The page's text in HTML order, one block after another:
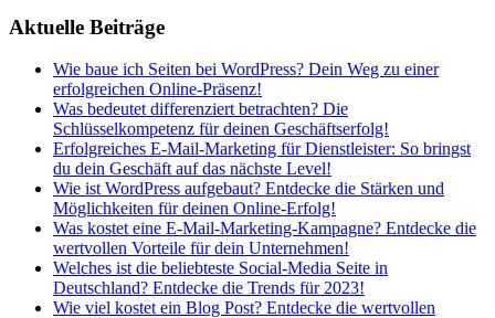
Aktuelle Beiträge
Wie baue ich Seiten bei WordPress? Dein Weg zu einer
erfolgreichen Online-Präsenz!
Was bedeutet differenziert betrachten? Die
Schlüsselkompetenz für deinen Geschäftserfolg!
Erfolgreiches E-Mail-Marketing für Dienstleister: So bringst
du dein Geschäft auf das nächste Level!
Wie ist WordPress aufgebaut? Entdecke die Stärken und
Möglichkeiten für deinen Online-Erfolg!
Was kostet eine E-Mail-Marketing-Kampagne? Entdecke die
wertvollen Vorteile für dein Unternehmen!
Welches ist die beliebteste Social-Media Seite in
Deutschland? Entdecke die Trends für 2023!
Wie viel kostet ein Blog Post? Entdecke die wertvollen